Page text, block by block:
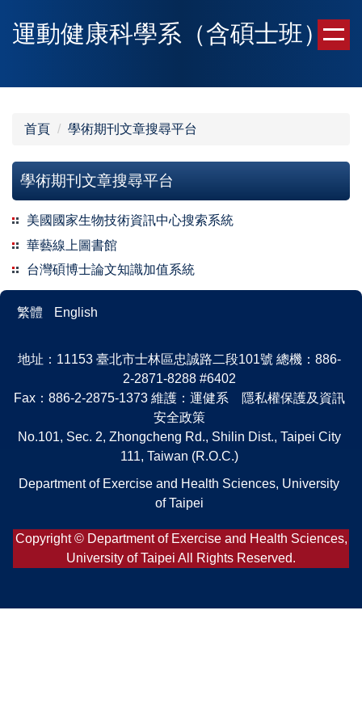
到
內
運動健康科學系（含碩士班）
首頁 學術期刊文章搜尋平台
學術期刊文章搜尋平台
美國國家生物技術資訊中心搜索系統
華藝線上圖書館
台灣碩博士論文知識加值系統
繁體 English
地址：11153 臺北市士林區忠誠路二段101號 總機：886-
2-2871-8288 #6402
Fax：886-2-2875-1373 維護：運健系 隱私權保護及資訊
安全政策
No.101, Sec. 2, Zhongcheng Rd., Shilin Dist., Taipei City
111, Taiwan (R.O.C.)
Department of Exercise and Health Sciences, University
of Taipei
Copyright © Department of Exercise and Health Sciences,
University of Taipei All Rights Reserved.